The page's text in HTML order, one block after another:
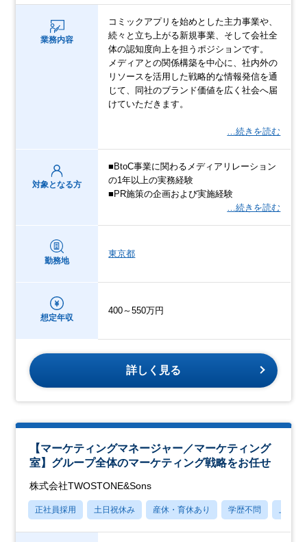
業務内容
コミックアプリを始めとした主力事業や、
続々と立ち上がる新規事業、そして会社全
体の認知度向上を担うポジションです。
メディアとの関係構築を中心に、社内外の
リソースを活用した戦略的な情報発信を通
じて、同社のブランド価値を広く社会へ届
けていただきます。
…続きを読む
対象となる方
■BtoC事業に関わるメディアリレーション
の1年以上の実務経験
■PR施策の企画および実施経験
…続きを読む
勤務地
東京都
想定年収
400～550万円
詳しく見る
【マーケティングマネージャー／マーケティング
室】グループ全体のマーケティング戦略をお任せ
株式会社TWOSTONE&Sons
正社員採用 土日祝休み 産休・育休あり 学歴不問 上場企